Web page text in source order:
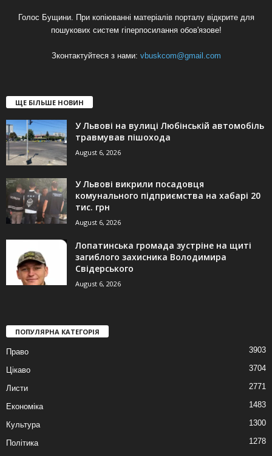
Голос Бущини. При копіюванні матеріалів порталу відкрите для
пошукових систем гіперпосилання обов'язове!
Зконтактуйтеся з нами: vbuskcom@gmail.com
ЩЕ БІЛЬШЕ НОВИН
У Львові на вулиці Любінській автомобіль
травмував пішохода
August 6, 2026
У Львові викрили посадовця
комунального підприємства на хабарі 20
тис. грн
August 6, 2026
Лопатинська громада зустріне на щиті
загиблого захисника Володимира
Свідерського
August 6, 2026
ПОПУЛЯРНА КАТЕГОРІЯ
Право 3903
Цікаво 3704
Листи 2771
Економіка 1483
Культура 1300
Політика
1278